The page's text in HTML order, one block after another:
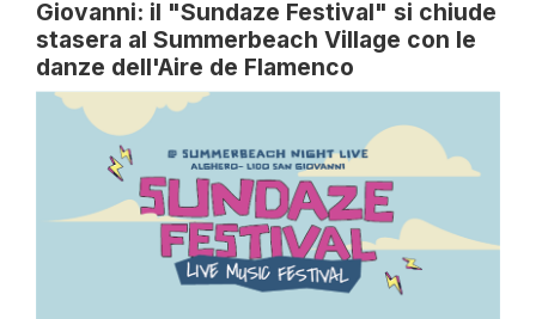
Giovanni: il "Sundaze Festival" si chiude
stasera al Summerbeach Village con le
danze dell'Aire de Flamenco